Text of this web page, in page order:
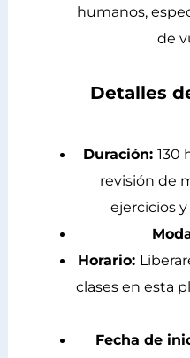
humanos,
de
Detalles
Duración: 130
revisión de
ejercicios
Horario:
clases en esta
Fecha de